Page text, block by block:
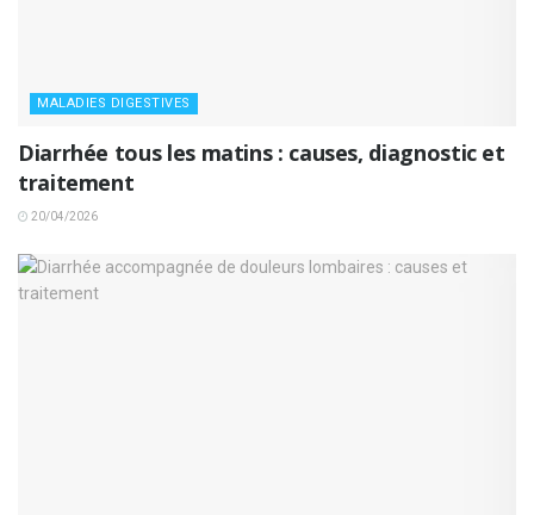
MALADIES DIGESTIVES
Diarrhée tous les matins : causes, diagnostic et
traitement
20/04/2026